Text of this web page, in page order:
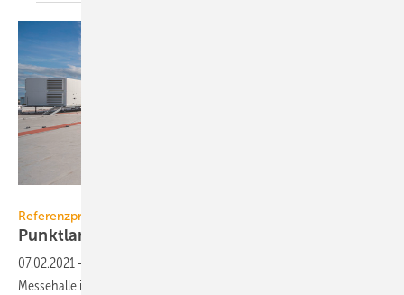
Referenzprojekt robatherm
Punktlandung zur
07.02.2021 -
Messehalle in Augsburg zeigt, dass Planungstermine eingehalten